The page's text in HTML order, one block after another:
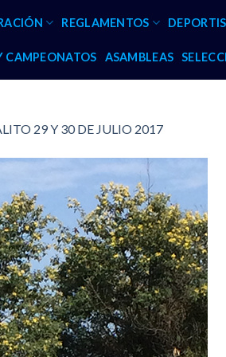
REGLAMENTOS
CAMPEONATOS ASAMBLEAS
29 Y 30 DE JULIO 2017